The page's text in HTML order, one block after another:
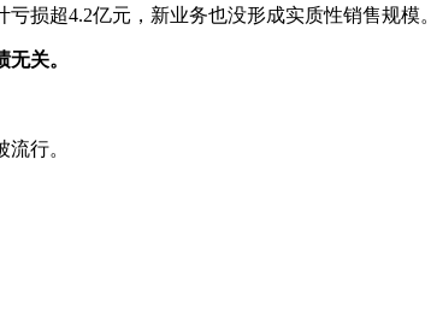
损超4.2亿元，新业务也没形成实质性销售规模。
关。
行。